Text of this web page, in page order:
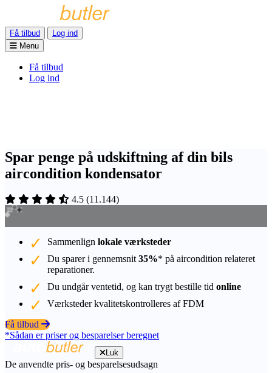
Få tilbud
Log ind
Menu
Få tilbud
Log ind
Spar penge på udskiftning af din bils
aircondition kondensator
4.5 (11.144)
Sammenlign lokale værksteder
Du sparer i gennemsnit 35%* på aircondition relateret
reparationer.
Du undgår ventetid, og kan trygt bestille tid online
Værksteder kvalitetskontrolleres af FDM
Få tilbud
*Sådan er priser og besparelser beregnet
Luk
De anvendte pris- og besparelsesudsagn